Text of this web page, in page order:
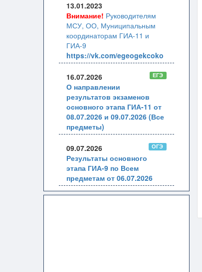
13.01.2023
Внимание! Руководителям
МСУ, ОО, Муниципальным
координаторам ГИА-11 и
ГИА-9
https://vk.com/egeogekcoko
16.07.2026 ЕГЭ
О направлении
результатов экзаменов
основного этапа ГИА-11 от
08.07.2026 и 09.07.2026 (Все
предметы)
09.07.2026 ОГЭ
Результаты основного
этапа ГИА-9 по Всем
предметам от 06.07.2026